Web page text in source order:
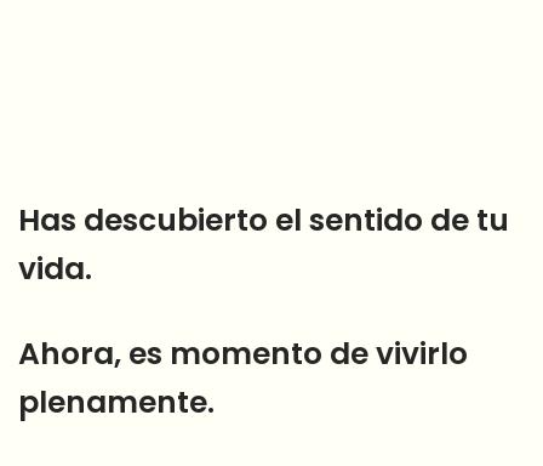
Has descubierto el sentido de tu
vida.
Ahora, es momento de vivirlo
plenamente.